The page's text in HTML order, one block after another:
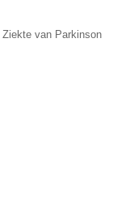
van Parkinson